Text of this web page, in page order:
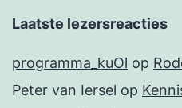
Laatste lezersreacties
programma_kuOl op
Peter van Iersel op